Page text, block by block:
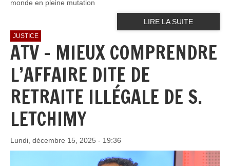
monde en pleine mutation
LIRE LA SUITE
JUSTICE
ATV - MIEUX COMPRENDRE
L’AFFAIRE DITE DE
RETRAITE ILLÉGALE DE S.
LETCHIMY
Lundi, décembre 15, 2025 - 19:36